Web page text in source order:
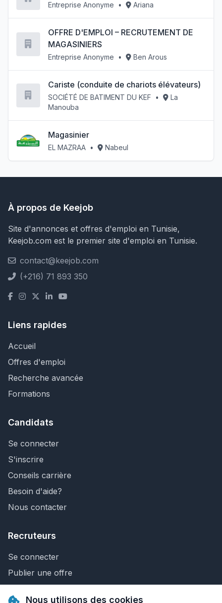
Entreprise Anonyme • Ariana
OFFRE D'EMPLOI – RECRUTEMENT DE
MAGASINIERS
Entreprise Anonyme • Ben Arous
Cariste (conduite de chariots élévateurs)
SOCIÉTÉ DE BATIMENT DU KEF •
La
Manouba
Magasinier
EL MAZRAA • Nabeul
À propos de Keejob
Site d'annonces et offres d'emploi en Tunisie,
Keejob.com est le premier site d'emploi en Tunisie.
contact@keejob.com
(+216) 71 893 350
Liens rapides
Accueil
Offres d'emploi
Recherche avancée
Formations
Candidats
Se connecter
S'inscrire
Conseils carrière
Besoin d'aide?
Nous contacter
Recruteurs
Se connecter
Publier une offre
Nous utilisons des cookies